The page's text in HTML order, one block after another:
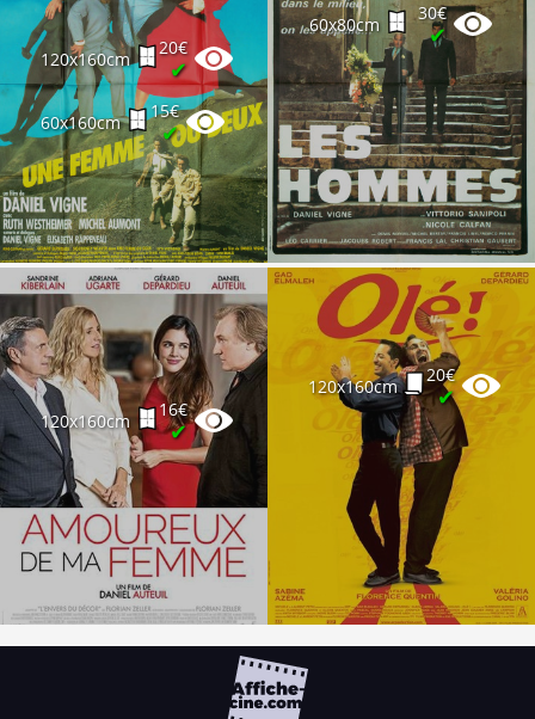
120x160cm
20€
✔
60x160cm
15€
✔
60x80cm
30€
✔
120x160cm
16€
✔
120x160cm
20€
✔